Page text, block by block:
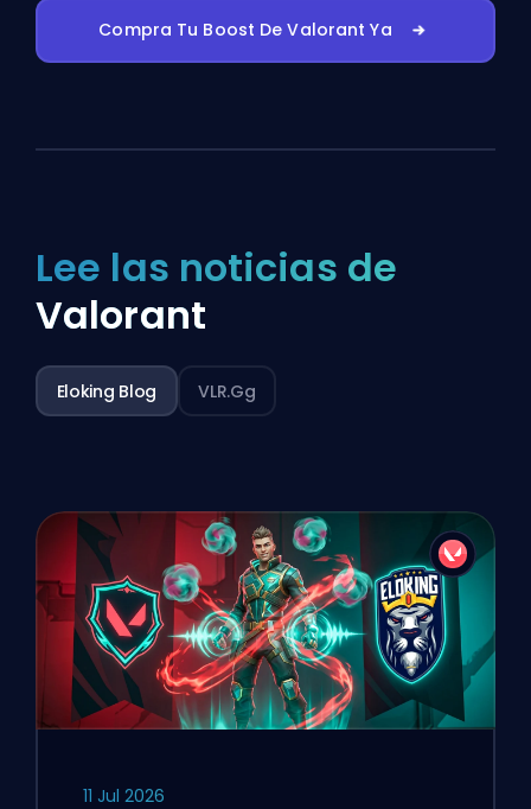
Compra Tu Boost De Valorant Ya
Lee las noticias de
Valorant
Eloking Blog VLR.gg
11 Jul 2026